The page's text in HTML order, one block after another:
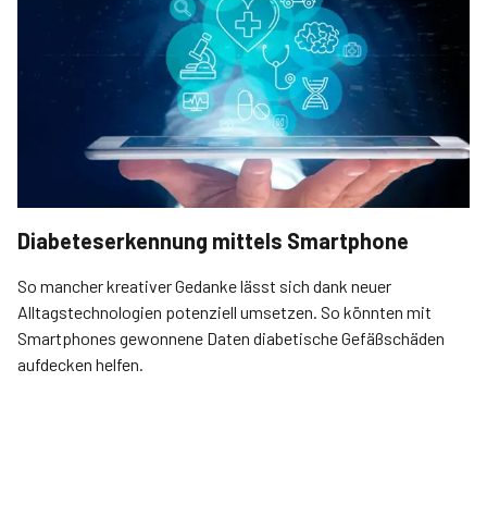
Diabeteserkennung mittels Smartphone
So mancher kreativer Gedanke lässt sich dank neuer
Alltagstechnologien potenziell umsetzen. So könnten mit
Smartphones gewonnene Daten diabetische Gefäßschäden
aufdecken helfen.